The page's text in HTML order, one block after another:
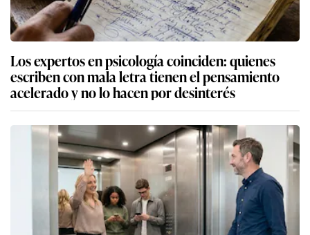
Los expertos en psicología coinciden: quienes
escriben con mala letra tienen el pensamiento
acelerado y no lo hacen por desinterés